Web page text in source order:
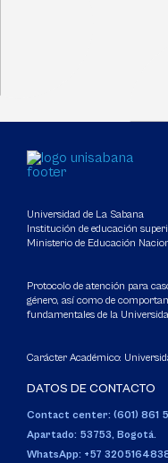
Universidad de La Sabana
Institución de educación
Ministerio de Educación
Protocolo de atención para
género, así como de
fundamentales de la
Carácter Académico:
DATOS DE CONTACTO
Contact center: (601) 861
Apartado: 53753, Bogotá.
WhatsApp: +57